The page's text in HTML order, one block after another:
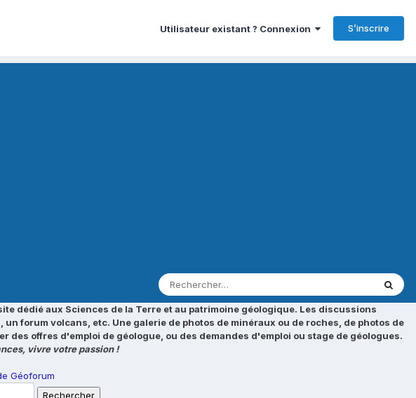
Utilisateur existant ? Connexion S’inscrire
dédié aux Sciences de la Terre et au patrimoine géologique. Les discussions
forum volcans, etc. Une galerie de photos de minéraux ou de roches, de photos de
offres d'emploi de géologue, ou des demandes d'emploi ou stage de géologues.
vivre votre passion !
Géoforum